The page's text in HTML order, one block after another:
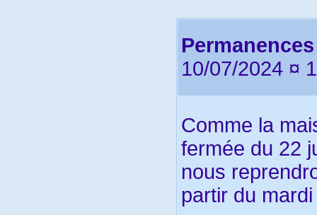
10/07/2024 ¤
Comme la
fermée du 22
nous
partir du